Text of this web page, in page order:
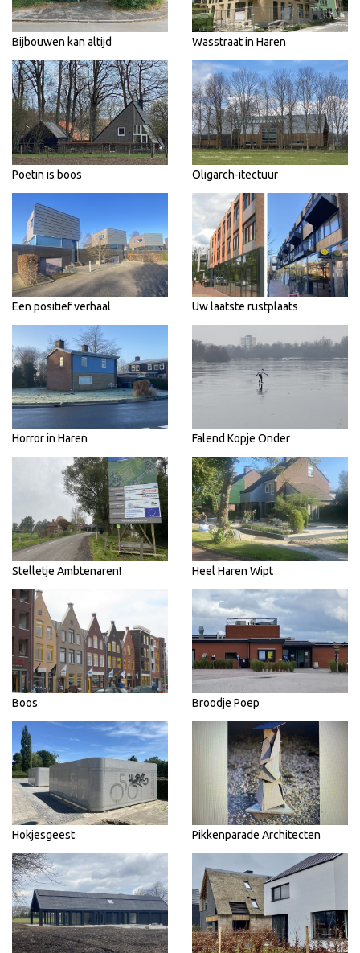
Bijbouwen kan altijd Wasstraat in Haren
Poetin is boos Oligarch-itectuur
Een positief verhaal Uw laatste rustplaats
Horror in Haren Falend Kopje Onder
Stelletje Ambtenaren! Heel Haren Wipt
Boos Broodje Poep
Hokjesgeest Pikkenparade Architecten